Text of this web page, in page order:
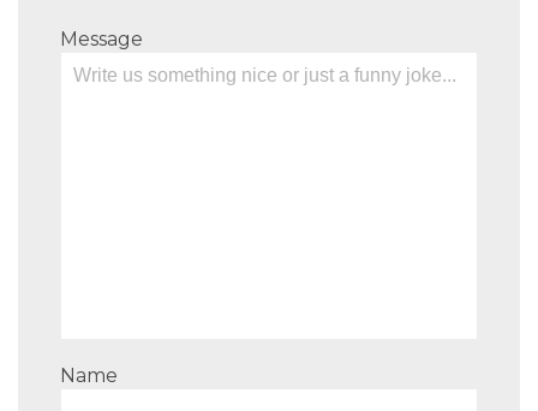
Message
Name